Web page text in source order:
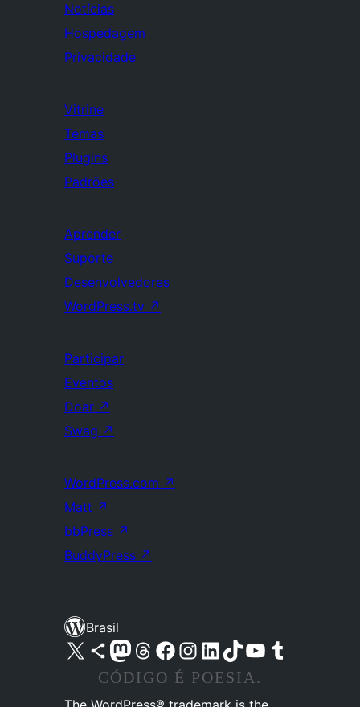
Notícias
Hospedagem
Privacidade
Vitrine
Temas
Plugins
Padrões
Aprender
Suporte
Desenvolvedores
WordPress.tv ↗
Participar
Eventos
Doar ↗
Swag ↗
WordPress.com ↗
Matt ↗
bbPress ↗
BuddyPress ↗
Brasil
Acessar nossa conta do X (antigo Twitter)
Acessar nossa conta do Bluesky
Acessar nossa conta do Mastodon
Acessar nossa conta do Threads
Acessar nossa página do Facebook
Acessar nossa conta do Instagram
Acessar nossa conta do LinkedIn
Acessar nossa conta do TikTok
Acessar nosso canal do YouTube
Acessar nossa conta no Tumblr
CÓDIGO É POESIA.